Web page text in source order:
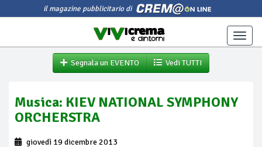
il magazine pubblicitario di
Toggle
Segnala un EVENTO
Vedi TUTTI
Musica: KIEV NATIONAL SYMPHONY
ORCHERSTRA
giovedì 19 dicembre 2013